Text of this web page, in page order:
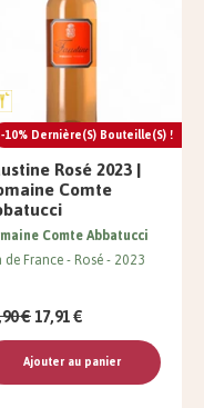
-10% Dernière(s) Bouteille(s) !
Rosé 2023 |
Comte
Comte Abbatucci
France Rosé 2023
€17,91 €
Ajouter au panier